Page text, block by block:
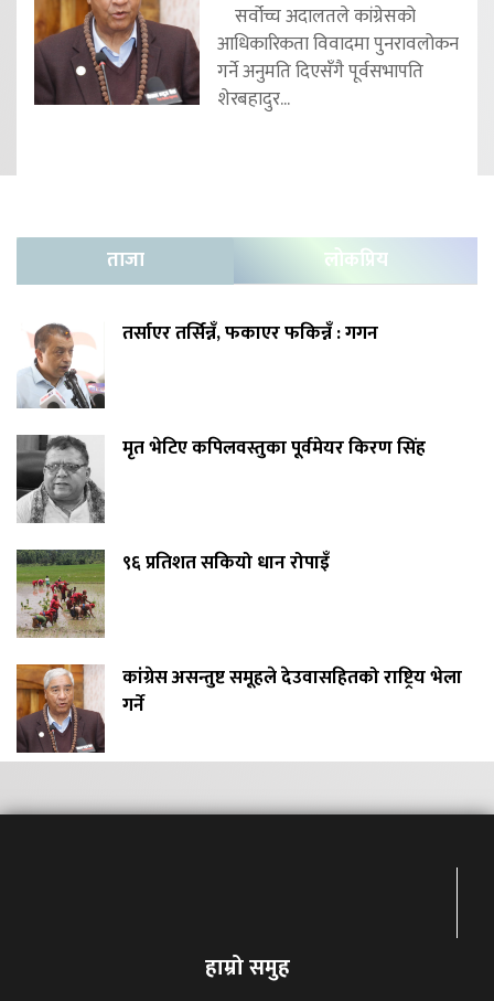
सर्वोच्च अदालतले कांग्रेसको
आधिकारिकता विवादमा पुनरावलोकन
गर्ने अनुमति दिएसँगै पूर्वसभापति
शेरबहादुर...
ताजा लोकप्रिय
तर्साएर तर्सिन्नँ, फकाएर फकिन्नँ : गगन
मृत भेटिए कपिलवस्तुका पूर्वमेयर किरण सिंह
९६ प्रतिशत सकियो धान रोपाइँ
कांग्रेस असन्तुष्ट समूहले देउवासहितको राष्ट्रिय भेला
गर्ने
हाम्रो समुह